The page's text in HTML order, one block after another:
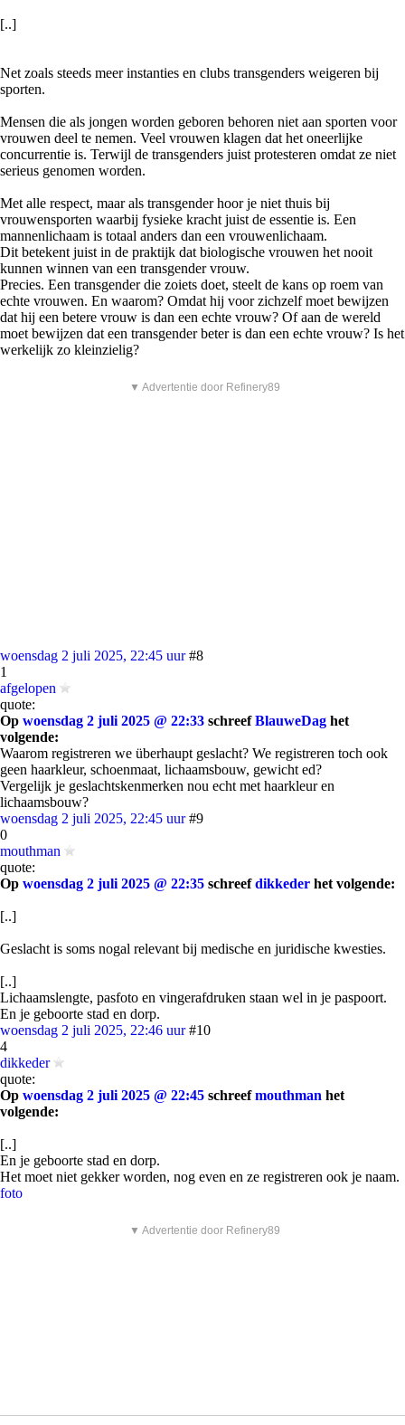
[..]
Net zoals steeds meer instanties en clubs transgenders weigeren bij
sporten.
Mensen die als jongen worden geboren behoren niet aan sporten voor
vrouwen deel te nemen. Veel vrouwen klagen dat het oneerlijke
concurrentie is. Terwijl de transgenders juist protesteren omdat ze niet
serieus genomen worden.
Met alle respect, maar als transgender hoor je niet thuis bij
vrouwensporten waarbij fysieke kracht juist de essentie is. Een
mannenlichaam is totaal anders dan een vrouwenlichaam.
Dit betekent juist in de praktijk dat biologische vrouwen het nooit
kunnen winnen van een transgender vrouw.
Precies. Een transgender die zoiets doet, steelt de kans op roem van
echte vrouwen. En waarom? Omdat hij voor zichzelf moet bewijzen
dat hij een betere vrouw is dan een echte vrouw? Of aan de wereld
moet bewijzen dat een transgender beter is dan een echte vrouw? Is het
werkelijk zo kleinzielig?
▼ Advertentie door Refinery89
woensdag 2 juli 2025, 22:45 uur #8
1
afgelopen
quote:
Op woensdag 2 juli 2025 @ 22:33 schreefBlauweDag het
volgende:
Waarom registreren we überhaupt geslacht? We registreren toch ook
geen haarkleur, schoenmaat, lichaamsbouw, gewicht ed?
Vergelijk je geslachtskenmerken nou echt met haarkleur en
lichaamsbouw?
woensdag 2 juli 2025, 22:45 uur #9
0
mouthman
quote:
Op woensdag 2 juli 2025 @ 22:35 schreefdikkeder het volgende:
[..]
Geslacht is soms nogal relevant bij medische en juridische kwesties.
[..]
Lichaamslengte, pasfoto en vingerafdruken staan wel in je paspoort.
En je geboorte stad en dorp.
woensdag 2 juli 2025, 22:46 uur #10
4
dikkeder
quote:
Op woensdag 2 juli 2025 @ 22:45 schreefmouthman het
volgende:
[..]
En je geboorte stad en dorp.
Het moet niet gekker worden, nog even en ze registreren ook je naam.
foto
▼ Advertentie door Refinery89